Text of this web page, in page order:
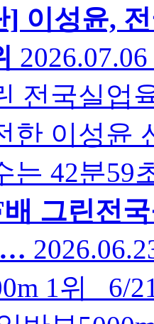
] 이성윤,
전국실업
한 이성윤
는 42분59
그린전
…
1위 6/